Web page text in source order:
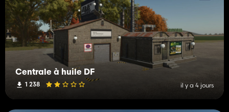
Centrale à huile DF
1 238 il y a 4 jours